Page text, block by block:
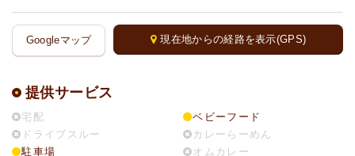
Googleマップ 現在地からの経路を表示(GPS)
提供サービス
宅配
ドライブスルー
駐車場
ベビーフード
カレーらーめん
オムカレー